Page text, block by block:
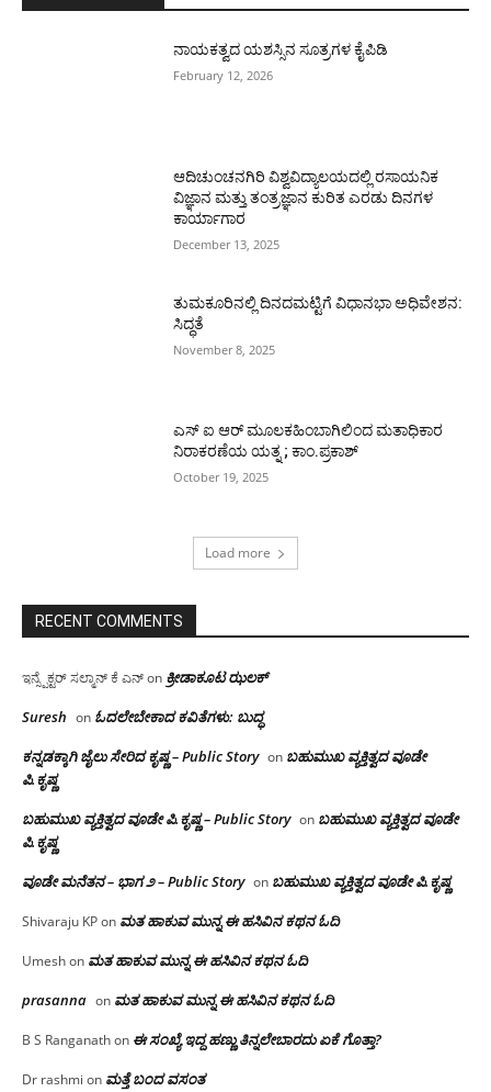
ನಾಯಕತ್ವದ ಯಶಸ್ಸಿನ ಸೂತ್ರಗಳ ಕೈಪಿಡಿ
February 12, 2026
ಆದಿಚುಂಚನಗಿರಿ ವಿಶ್ವವಿದ್ಯಾಲಯದಲ್ಲಿ ರಸಾಯನಿಕ
ವಿಜ್ಞಾನ ಮತ್ತು ತಂತ್ರಜ್ಞಾನ ಕುರಿತ ಎರಡು ದಿನಗಳ
ಕಾರ್ಯಾಗಾರ
December 13, 2025
ತುಮಕೂರಿನಲ್ಲಿ ದಿನದಮಟ್ಟಿಗೆ ವಿಧಾನಭಾ ಅಧಿವೇಶನ:
ಸಿದ್ಧತೆ
November 8, 2025
ಎಸ್ ಐ ಆರ್ ಮೂಲಕಹಿಂಬಾಗಿಲಿಂದ ಮತಾಧಿಕಾರ
ನಿರಾಕರಣೆಯ ಯತ್ನ ; ಕಾಂ.ಪ್ರಕಾಶ್
October 19, 2025
Load more
RECENT COMMENTS
ಇನ್ಸ್ಪೆಕ್ಟರ್ ಸಲ್ಮಾನ್ ಕೆ ಎನ್on ಕ್ರೀಡಾಕೂಟ ಝಲಕ್
Suresh on ಓದಲೇಬೇಕಾದ‌ ಕವಿತೆಗಳು: ಬುದ್ಧ
ಕನ್ನಡಕ್ಕಾಗಿ ಜೈಲು ಸೇರಿದ ಕೃಷ್ಣ – Public Story on ಬಹುಮುಖ ವ್ಯಕ್ತಿತ್ವದ ವೂಡೇ
ಪಿ.ಕೃಷ್ಣ
ಬಹುಮುಖ ವ್ಯಕ್ತಿತ್ವದ ವೂಡೇ ಪಿ.ಕೃಷ್ಣ – Public Story on ಬಹುಮುಖ ವ್ಯಕ್ತಿತ್ವದ ವೂಡೇ
ಪಿ.ಕೃಷ್ಣ
ವೂಡೇ ಮನೆತನ – ಭಾಗ ೨ – Public Story on ಬಹುಮುಖ ವ್ಯಕ್ತಿತ್ವದ ವೂಡೇ ಪಿ.ಕೃಷ್ಣ
Shivaraju KPon ಮತ ಹಾಕುವ ಮುನ್ನ ಈ ಹಸಿವಿನ ಕಥನ ಓದಿ
Umeshon ಮತ ಹಾಕುವ ಮುನ್ನ ಈ ಹಸಿವಿನ ಕಥನ ಓದಿ
prasanna on ಮತ ಹಾಕುವ ಮುನ್ನ ಈ ಹಸಿವಿನ ಕಥನ ಓದಿ
B S Ranganathon ಈ ಸಂಖ್ಯೆ ಇದ್ದ ಹಣ್ಣು ತಿನ್ನಲೇಬಾರದು ಏಕೆ ಗೊತ್ತಾ?
Dr rashmi on ಮತ್ತೆ ಬಂದ ವಸಂತ